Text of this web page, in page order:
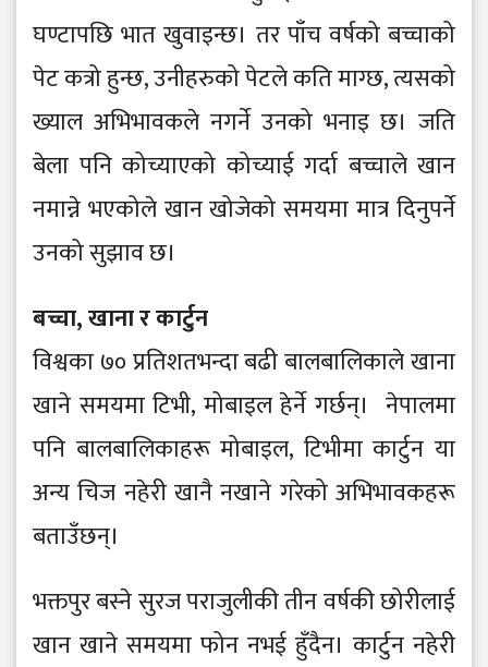
घण्टापछि भात खुवाइन्छ। तर पाँच वर्षको बच्चाको
पेट कत्रो हुन्छ, उनीहरुको पेटले कति माग्छ, त्यसको
ख्याल अभिभावकले नगर्ने उनको भनाइ छ। जति
बेला पनि कोच्याएको कोच्याई गर्दा बच्चाले खान
नमान्ने भएकोले खान खोजेको समयमा मात्र दिनुपर्ने
उनको सुझाव छ।
बच्चा, खाना र कार्टुन
विश्वका ७० प्रतिशतभन्दा बढी बालबालिकाले खाना
खाने समयमा टिभी, मोबाइल हेर्ने गर्छन्। नेपालमा
पनि बालबालिकाहरू मोबाइल, टिभीमा कार्टुन या
अन्य चिज नहेरी खानै नखाने गरेको अभिभावकहरू
बताउँछन्।
भक्तपुर बस्ने सुरज पराजुलीकी तीन वर्षकी छोरीलाई
खान खाने समयमा फोन नभई हुँदैन। कार्टुन नहेरी